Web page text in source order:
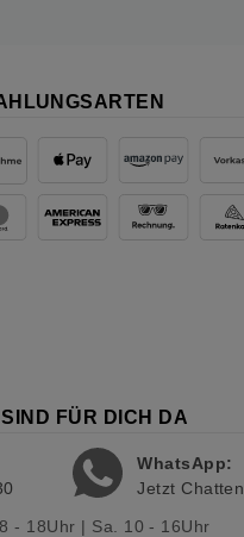
FÜR DICH DA
WhatsApp:
Jetzt Chatten
- 18Uhr | Sa. 10 - 16Uhr